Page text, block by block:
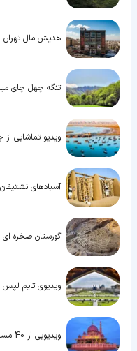
هدیش مال تهران
تنگه چهل‌ چای
ویدیو تماشایی از
آسبادهای
گورستان صخره
ویدیوی تایم لپس
ویدیویی از 40 مسجد زیبای جهان